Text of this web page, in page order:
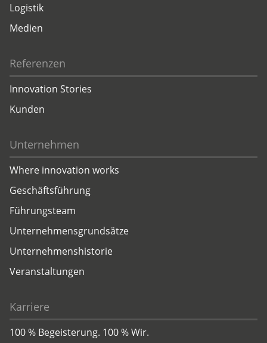
Logistik
Medien
Referenzen
Innovation Stories
Kunden
Unternehmen
Where innovation works
Geschäftsführung
Führungsteam
Unternehmensgrundsätze
Unternehmenshistorie
Veranstaltungen
Karriere
100 % Begeisterung. 100 % Wir.